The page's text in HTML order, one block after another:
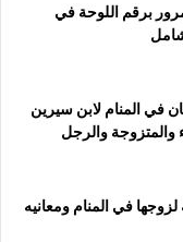
برقم اللوحة في
في المنام لابن سيرين
والمتزوجة والرجل
في المنام ومعانيه